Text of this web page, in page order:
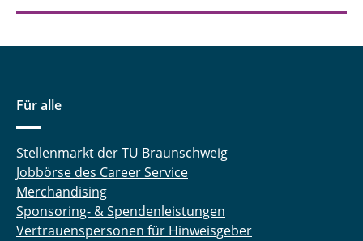
Für alle
Stellenmarkt der TU Braunschweig
Jobbörse des Career Service
Merchandising
Sponsoring- & Spendenleistungen
Vertrauenspersonen für Hinweisgeber